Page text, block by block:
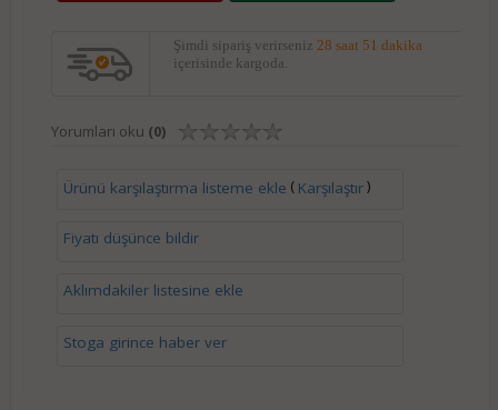
Şimdi sipariş verirseniz 28 saat 51 dakika
içerisinde kargoda.
Yorumları oku (0)
Ürünü karşılaştırma listeme ekle ( Karşılaştır)
Fiyatı düşünce bildir
Aklımdakiler listesine ekle
Stoga girince haber ver